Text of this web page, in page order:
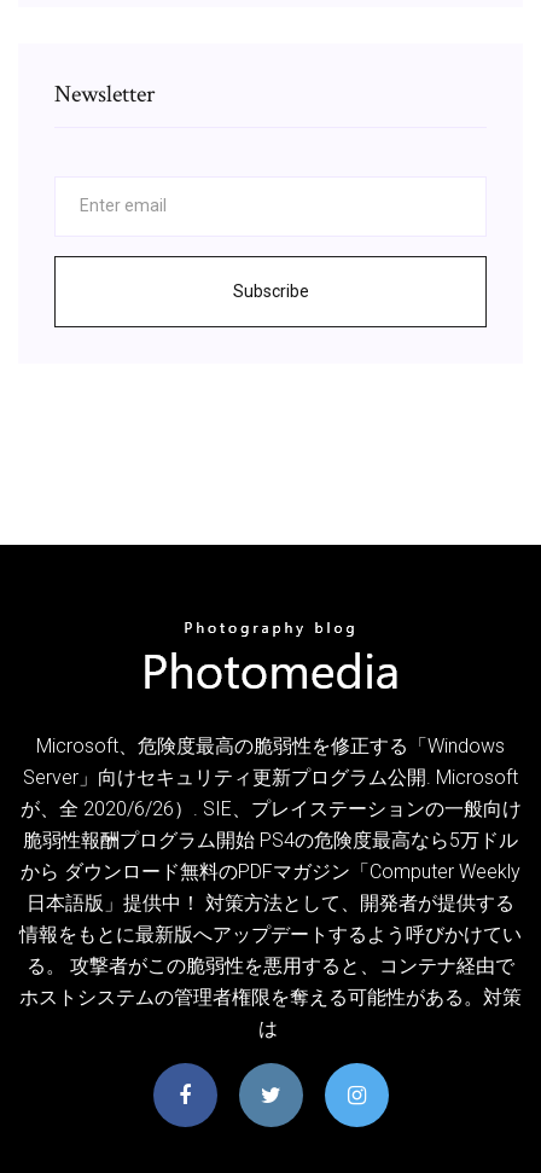
Newsletter
Subscribe
Microsoft、危険度最高の脆弱性を修正する「Windows
Server」向けセキュリティ更新プログラム公開. Microsoft
が、全 2020/6/26）. SIE、プレイステーションの一般向け
脆弱性報酬プログラム開始 PS4の危険度最高なら5万ドル
から ダウンロード無料のPDFマガジン「Computer Weekly
日本語版」提供中！ 対策方法として、開発者が提供する
情報をもとに最新版へアップデートするよう呼びかけてい
る。 攻撃者がこの脆弱性を悪用すると、コンテナ経由で
ホストシステムの管理者権限を奪える可能性がある。対策
は